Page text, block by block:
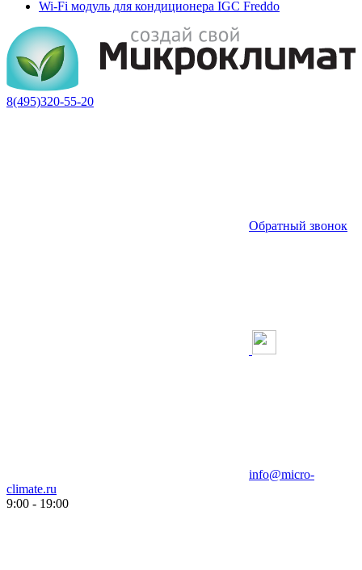
Wi-Fi модуль для кондиционера IGC Freddo
8(495)320-55-20
Обратный звонок
info@micro-
climate.ru
9:00 - 19:00